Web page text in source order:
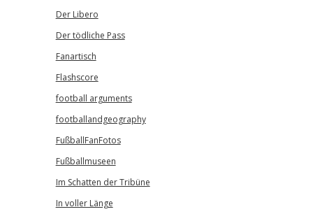
Der Libero
Der tödliche Pass
Fanartisch
Flashscore
football arguments
footballandgeography
FußballFanFotos
Fußballmuseen
Im Schatten der Tribüne
In voller Länge